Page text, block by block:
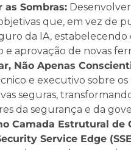
as Sombras:
que, em vez de
da IA, estabelecendo
e aprovação de novas
Não Apenas
e executivo sobre os
seguras,
da segurança e da
Camada Estrutural de
Service Edge